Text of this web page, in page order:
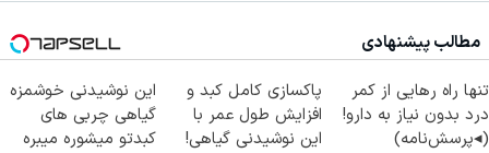
مطالب پیشنهادی
تنها راه رهایی از کمر
درد بدون نیاز به دارو!
(◂پرسش‌نامه)
پاکسازی کامل کبد و
افزایش طول عمر با
این نوشیدنی گیاهی!
این نوشیدنی خوشمزه
گیاهی چربی های
کبدتو میشوره میبره